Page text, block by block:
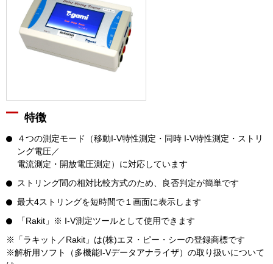
特徴
４つの測定モード（移動I-V特性測定・同時 I-V特性測定・ストリ
ング電圧／
電流測定・開放電圧測定）に対応しています
ストリング間の相対比較方式のため、良否判定が簡単です
最大4ストリングを短時間で１画面に表示します
「Rakit」※ I-V測定ツールとして使用できます
※「ラキット／Rakit」は(株)エヌ・ピー・シーの登録商標です
※解析用ソフト（多機能I-Vデータアナライザ）の取り扱いについて